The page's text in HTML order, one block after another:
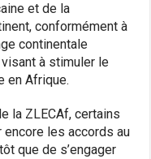
et de la
conformément à
continentale
à stimuler le
en Afrique.
la ZLECAf, certains
les accords au
que de s’engager